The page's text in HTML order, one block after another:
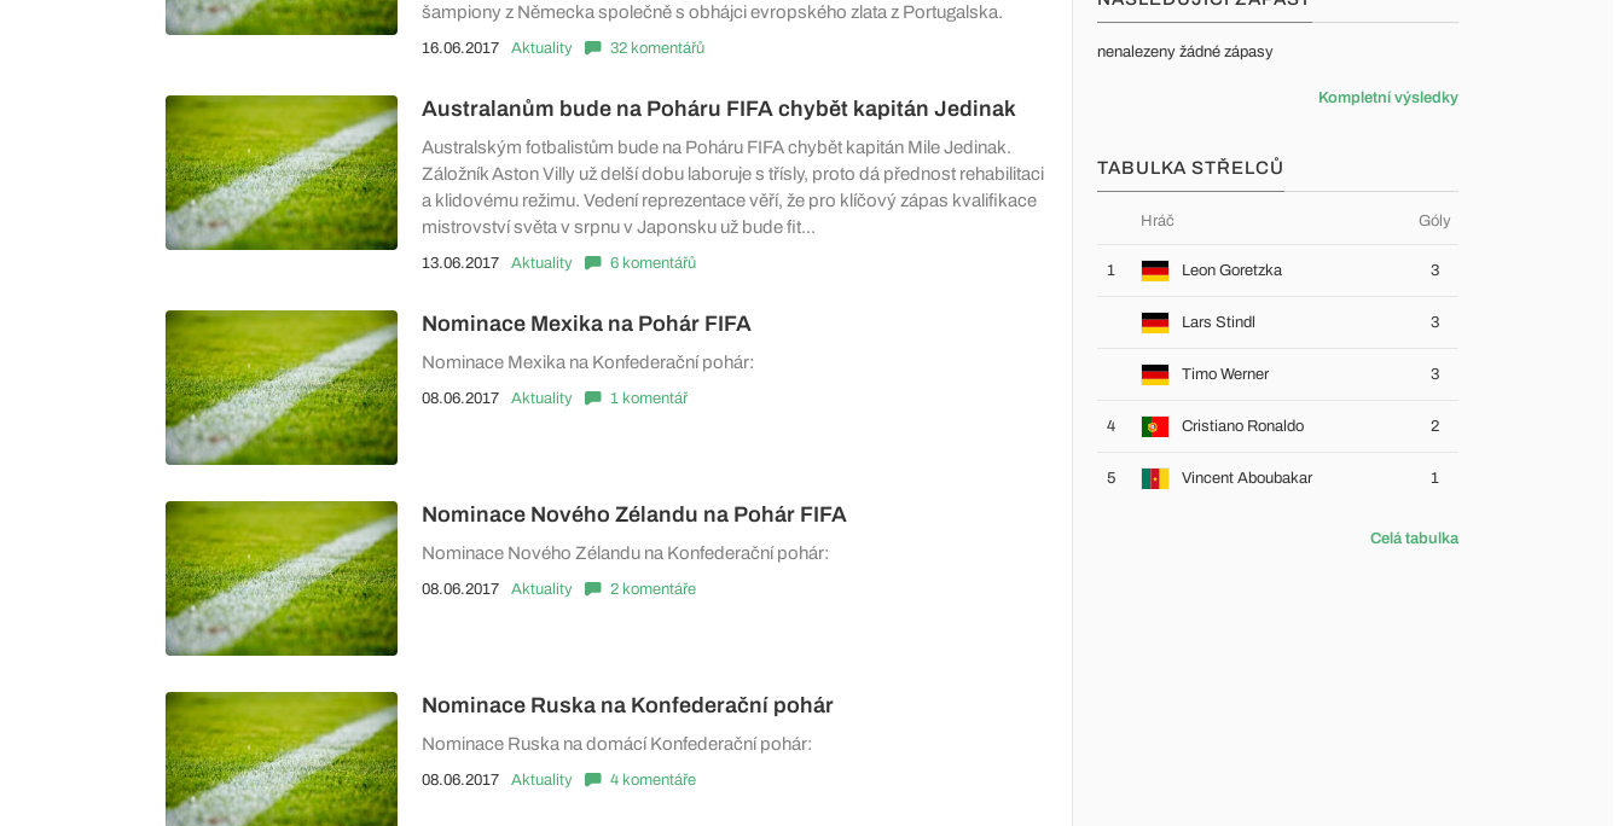
šampiony z Německa společně s obhájci evropského zlata z Portugalska.
16.06.2017 Aktuality 32 komentářů
Australanům bude na Poháru FIFA chybět kapitán Jedinak
Australským fotbalistům bude na Poháru FIFA chybět kapitán Mile Jedinak.
Záložník Aston Villy už delší dobu laboruje s třísly, proto dá přednost rehabilitaci
a klidovému režimu. Vedení reprezentace věří, že pro klíčový zápas kvalifikace
mistrovství světa v srpnu v Japonsku už bude fit...
13.06.2017 Aktuality 6 komentářů
Nominace Mexika na Pohár FIFA
Nominace Mexika na Konfederační pohár:
08.06.2017 Aktuality 1 komentář
Nominace Nového Zélandu na Pohár FIFA
Nominace Nového Zélandu na Konfederační pohár:
08.06.2017 Aktuality 2 komentáře
Nominace Ruska na Konfederační pohár
Nominace Ruska na domácí Konfederační pohár:
08.06.2017 Aktuality 4 komentáře
nenalezeny žádné zápasy
Kompletní výsledky
TABULKA STŘELCŮ
Hráč Góly
1 Leon Goretzka 3
Lars Stindl 3
Timo Werner 3
4 Cristiano Ronaldo 2
5 Vincent Aboubakar 1
Celá tabulka